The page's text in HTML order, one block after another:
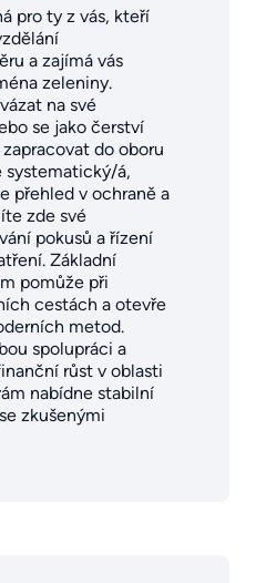
pro ty z vás, kteří
a zajímá vás
zeleniny.
na své
se jako čerství
do oboru
systematický/á,
přehled v ochraně a
zde své
pokusů a řízení
Základní
pomůže při
cestách a otevře
metod.
spolupráci a
růst v oblasti
nabídne stabilní
zkušenými